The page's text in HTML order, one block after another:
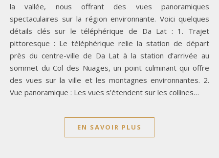
la vallée, nous offrant des vues panoramiques
spectaculaires sur la région environnante. Voici quelques
détails clés sur le téléphérique de Da Lat : 1. Trajet
pittoresque : Le téléphérique relie la station de départ
près du centre-ville de Da Lat à la station d’arrivée au
sommet du Col des Nuages, un point culminant qui offre
des vues sur la ville et les montagnes environnantes. 2.
Vue panoramique : Les vues s’étendent sur les collines…
EN SAVOIR PLUS